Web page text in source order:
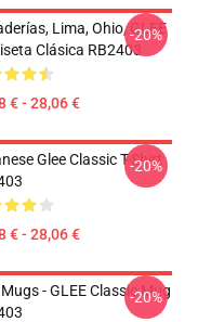
Lima, Ohio, GLEE
Clásica RB2403
€ - 28,06 €
-20%
Glee Classic T-Shirt
€ - 28,06 €
-20%
- GLEE Classic Mug
-20%